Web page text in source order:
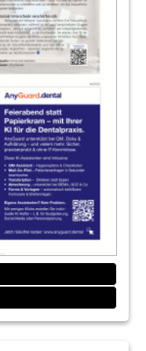
Aktion mit